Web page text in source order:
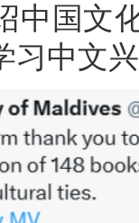
中国文
习中文